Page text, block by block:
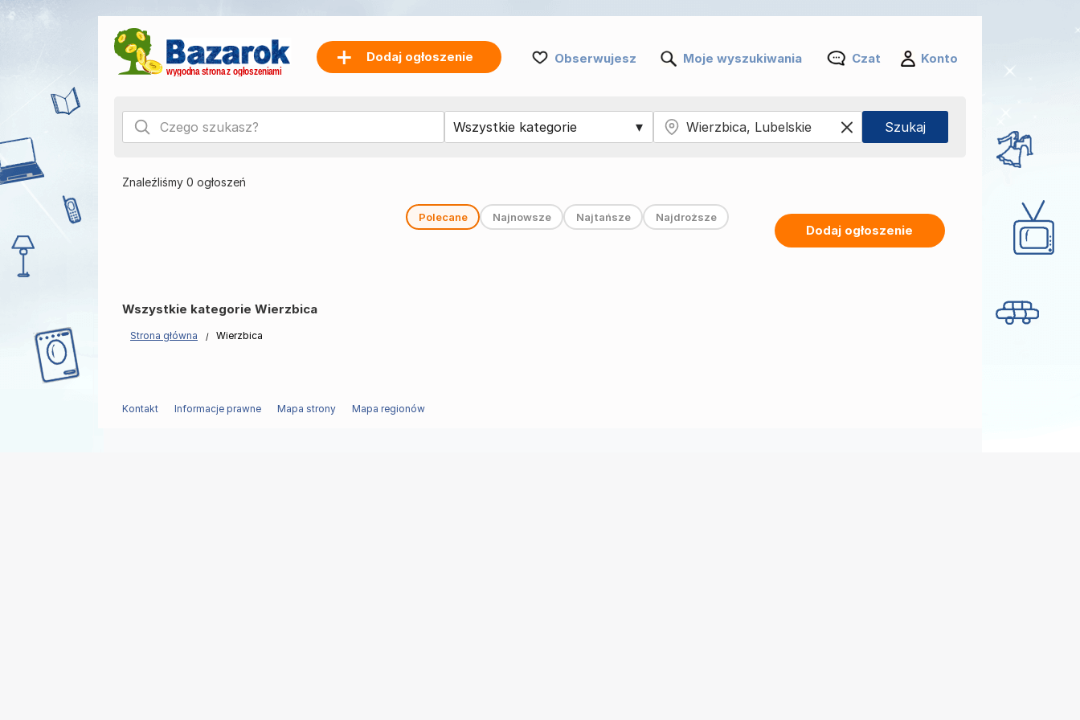
Dodaj ogłoszenie Obserwujesz Moje wyszukiwania Czat Konto
Znaleźliśmy 0 ogłoszeń
Polecane Najnowsze Najtańsze Najdroższe
Wszystkie kategorie Wierzbica
Strona główna Wierzbica
Dodaj ogłoszenie
Kontakt Informacje prawne Mapa strony Mapa regionów